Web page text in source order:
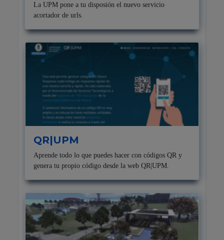
La UPM pone a tu disposión el nuevo servicio
acortador de urls.
QR|UPM
Aprende todo lo que puedes hacer con códigos QR y
genera tu propio código desde la web QR|UPM.